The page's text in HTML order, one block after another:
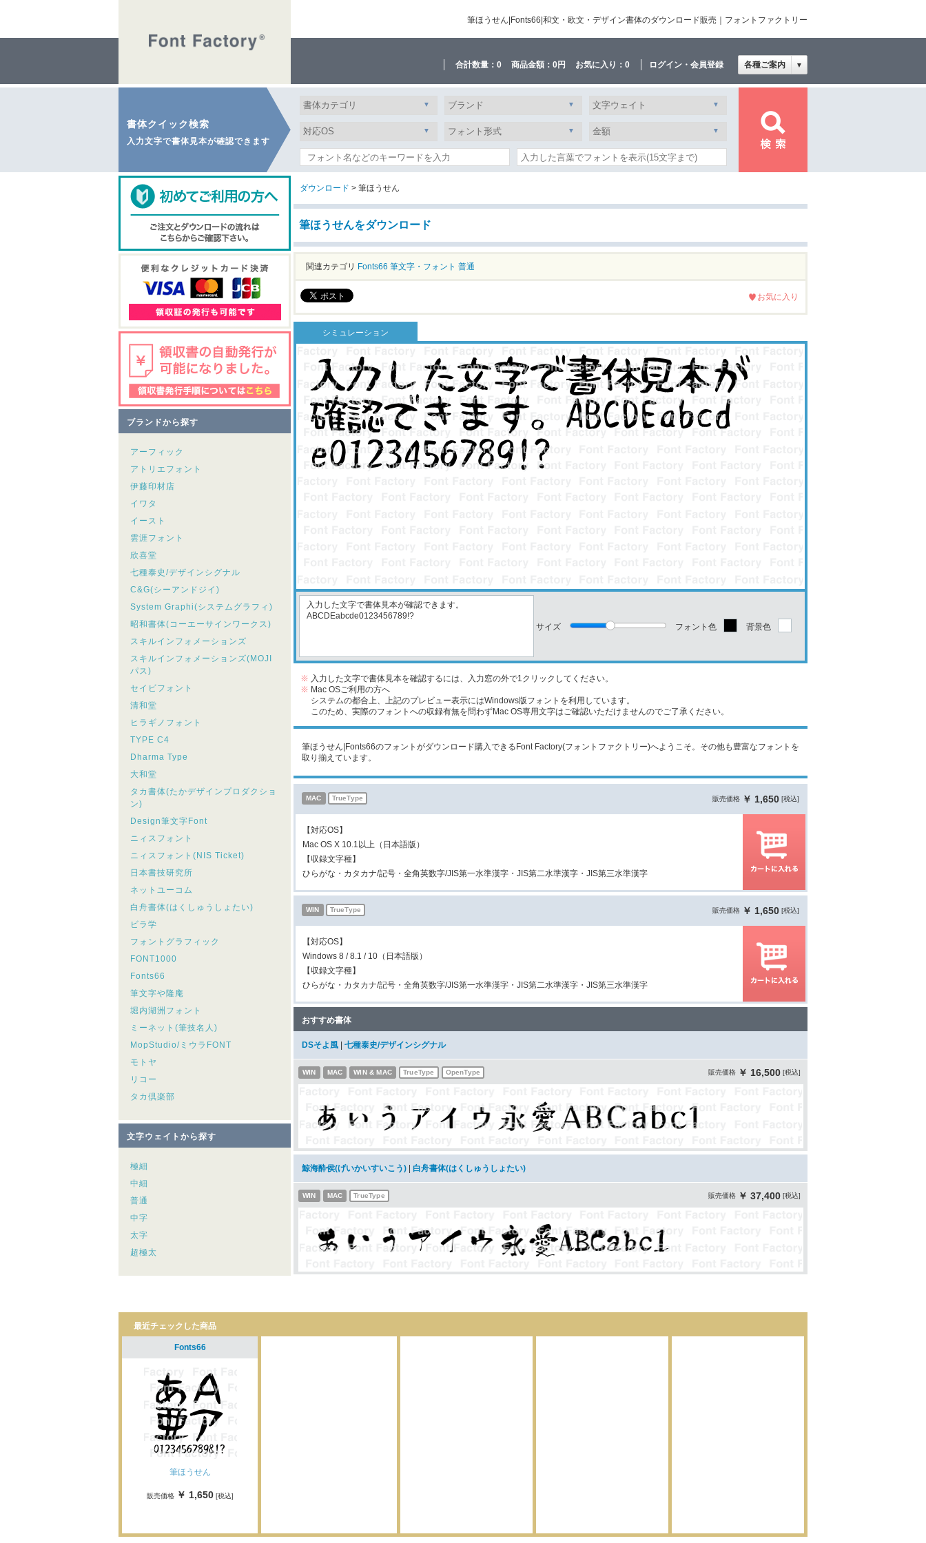
筆ほうせん|Fonts66|和文・欧文・デザイン書体のダウンロード販売｜フォントファクトリー
合計数量： 0 商品金額： 0円 お気に入り： 0 ログイン・会員登録 各種ご案内 ▼
書体クイック検索
入力文字で書体見本が確認できます
ブランドから探す
アーフィック
アトリエフォント
伊藤印材店
イワタ
イースト
雲涯フォント
欣喜堂
七種泰史/デザインシグナル
C&G(シーアンドジイ)
System Graphi(システムグラフィ)
昭和書体(コーエーサインワークス)
スキルインフォメーションズ
スキルインフォメーションズ(MOJI
パス)
セイビフォント
清和堂
ヒラギノフォント
TYPE C4
Dharma Type
大和堂
タカ書体(たかデザインプロダクショ
ン)
Design筆文字Font
ニィスフォント
ニィスフォント(NIS Ticket)
日本書技研究所
ネットユーコム
白舟書体(はくしゅうしょたい)
ビラ学
フォントグラフィック
FONT1000
Fonts66
筆文字や隆庵
堀内湖洲フォント
ミーネット(筆技名人)
MopStudio/ミウラFONT
モトヤ
リコー
タカ倶楽部
文字ウェイトから探す
極細
中細
普通
中字
太字
超極太
ダウンロード > 筆ほうせん
筆ほうせんをダウンロード
関連カテゴリ Fonts66 筆文字・フォント 普通
お気に入り
シミュレーション
サイズ フォント色 背景色
※ 入力した文字で書体見本を確認するには、入力窓の外で1クリックしてください。
※ Mac OSご利用の方へ
システムの都合上、上記のプレビュー表示にはWindows版フォントを利用しています。
このため、実際のフォントへの収録有無を問わずMac OS専用文字はご確認いただけませんのでご了承ください。
筆ほうせん|Fonts66のフォントがダウンロード購入できるFont Factory(フォントファクトリー)へようこそ。その他も豊富なフォントを
取り揃えています。
MAC TrueType 販売価格 ￥ 1,650 [税込]
【対応OS】
Mac OS X 10.1以上（日本語版）
【収録文字種】
ひらがな・カタカナ/記号・全角英数字/JIS第一水準漢字・JIS第二水準漢字・JIS第三水準漢字
WIN TrueType 販売価格 ￥ 1,650 [税込]
【対応OS】
Windows 8 / 8.1 / 10（日本語版）
【収録文字種】
ひらがな・カタカナ/記号・全角英数字/JIS第一水準漢字・JIS第二水準漢字・JIS第三水準漢字
おすすめ書体
DSそよ風 七種泰史/デザインシグナル
販売価格 ￥ 16,500 [税込]
WIN MAC WIN & MAC TrueType OpenType
鯨海酔侯(げいかいすいこう) 白舟書体(はくしゅうしょたい)
販売価格 ￥ 37,400 [税込]
WIN MAC TrueType
最近チェックした商品
Fonts66
筆ほうせん
販売価格 ￥ 1,650[税込]